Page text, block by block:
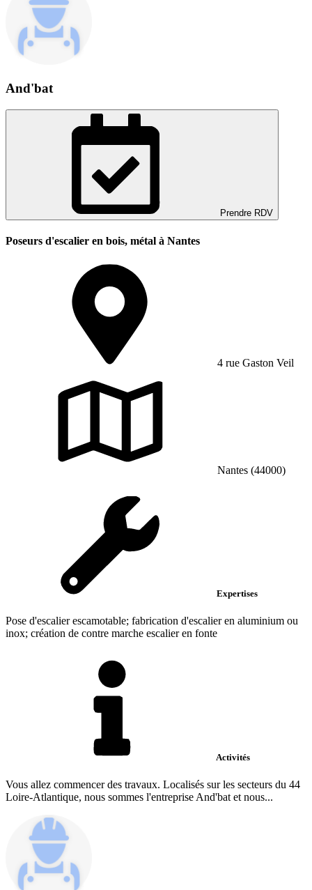
And'bat
Prendre RDV
Poseurs d'escalier en bois, métal à Nantes
4 rue Gaston Veil
Nantes (44000)
Expertises
Pose d'escalier escamotable; fabrication d'escalier en aluminium ou
inox; création de contre marche escalier en fonte
Activités
Vous allez commencer des travaux. Localisés sur les secteurs du 44
Loire-Atlantique, nous sommes l'entreprise And'bat et nous...